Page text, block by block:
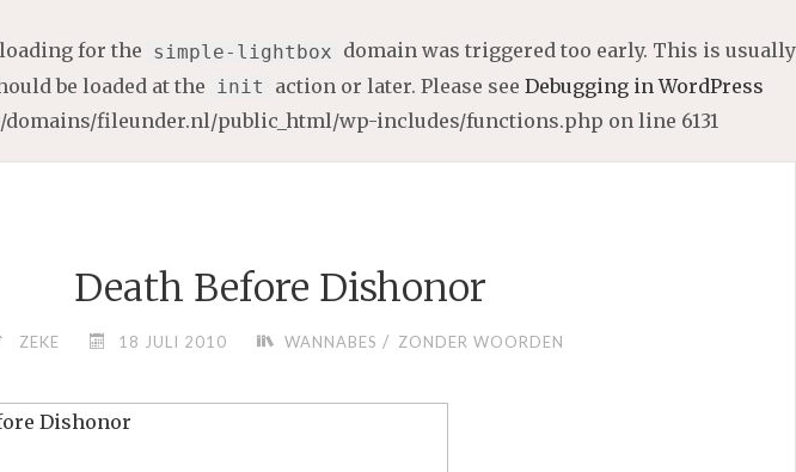
for the simple-lightbox domain was triggered too early. This is usually
be loaded at the init action or later. Please see Debugging in WordPress
domains/fileunder.nl/public_html/wp-includes/functions.php on line 6131
Death Before Dishonor
ZEKE 18 JULI 2010 WANNABES / ZONDER WOORDEN